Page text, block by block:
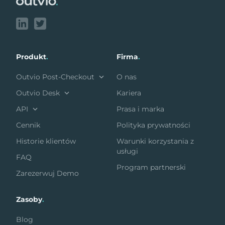
Produkt.
Outvio Post-Checkout
Outvio Desk
API
Cennik
Historie klientów
FAQ
Zarezerwuj Demo
Firma.
O nas
Kariera
Prasa i marka
Polityka prywatności
Warunki korzystania z
usługi
Program partnerski
Zasoby.
Blog